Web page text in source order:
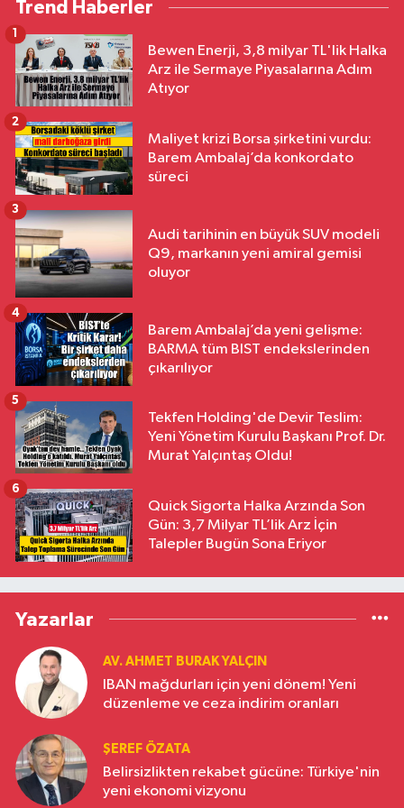
Trend Haberler
Bewen Enerji, 3,8 milyar TL'lik Halka
Arz ile Sermaye Piyasalarına Adım
Atıyor
1
Maliyet krizi Borsa şirketini vurdu:
Barem Ambalaj’da konkordato
süreci
2
Audi tarihinin en büyük SUV modeli
Q9, markanın yeni amiral gemisi
oluyor
3
Barem Ambalaj’da yeni gelişme:
BARMA tüm BIST endekslerinden
çıkarılıyor
4
Tekfen Holding'de Devir Teslim:
Yeni Yönetim Kurulu Başkanı Prof. Dr.
Murat Yalçıntaş Oldu!
5
Quick Sigorta Halka Arzında Son
Gün: 3,7 Milyar TL’lik Arz İçin
Talepler Bugün Sona Eriyor
6
Yazarlar
AV. AHMET BURAK YALÇIN
IBAN mağdurları için yeni dönem! Yeni
düzenleme ve ceza indirim oranları
ŞEREF ÖZATA
Belirsizlikten rekabet gücüne: Türkiye'nin
yeni ekonomi vizyonu